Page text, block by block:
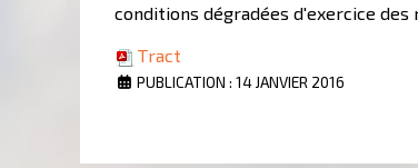
conditions dégradées d'exercice
Tract
PUBLICATION : 14 JANVIER 2016